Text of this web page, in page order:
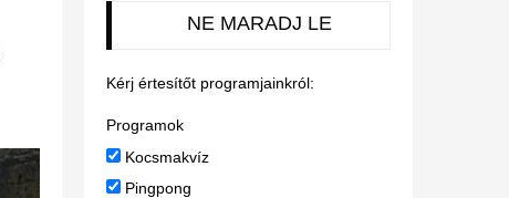
NE MARADJ LE
Kérj értesítőt programjainkról:
Programok
Kocsmakvíz
Pingpong